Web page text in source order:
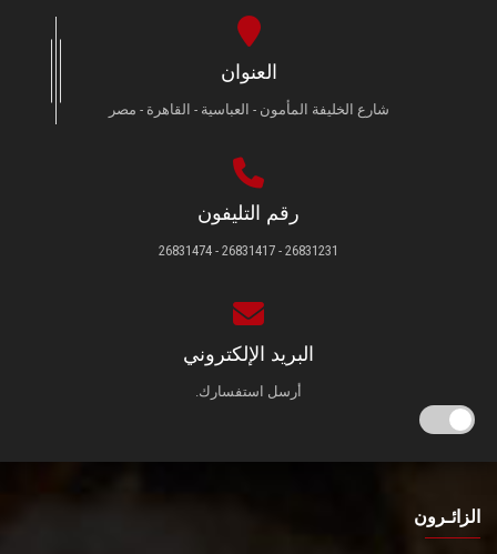
العنوان
شارع الخليفة المأمون - العباسية - القاهرة - مصر
رقم التليفون
26831231 - 26831417 - 26831474
البريد الإلكتروني
أرسل استفسارك.
الزائـرون